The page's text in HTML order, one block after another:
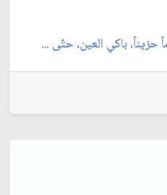
حزيناً، باكي العين، حتّى ...